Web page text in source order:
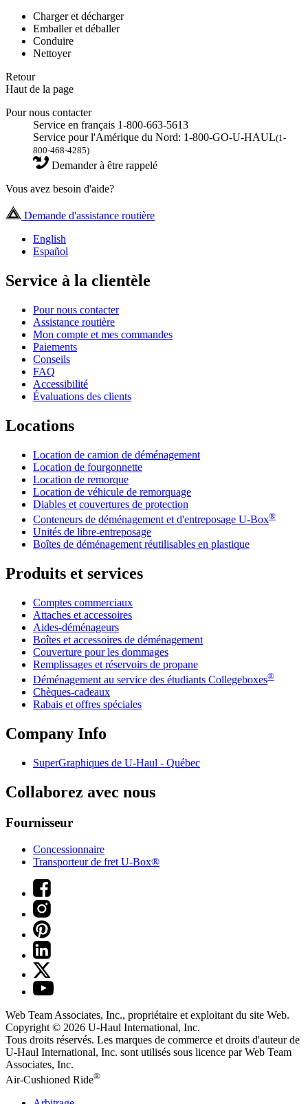
Charger et décharger
Emballer et déballer
Conduire
Nettoyer
Retour
Haut de la page
Pour nous contacter
Service en français 1-800-663-5613
Service pour l'Amérique du Nord: 1-800-GO-U-HAUL(1-
800-468-4285)
Demander à être rappelé
Vous avez besoin d'aide?
Demande d'assistance routière
English
Español
Service à la clientèle
Pour nous contacter
Assistance routière
Mon compte et mes commandes
Paiements
Conseils
FAQ
Accessibilité
Évaluations des clients
Locations
Location de camion de déménagement
Location de fourgonnette
Location de remorque
Location de véhicule de remorquage
Diables et couvertures de protection
Conteneurs de déménagement et d'entreposage U-Box®
Unités de libre-entreposage
Boîtes de déménagement réutilisables en plastique
Produits et services
Comptes commerciaux
Attaches et accessoires
Aides-déménageurs
Boîtes et accessoires de déménagement
Couverture pour les dommages
Remplissages et réservoirs de propane
Déménagement au service des étudiants Collegeboxes®
Chèques-cadeaux
Rabais et offres spéciales
Company Info
SuperGraphiques de U-Haul - Québec
Collaborez avec nous
Fournisseur
Concessionnaire
Transporteur de fret U-Box®
Web Team Associates, Inc., propriétaire et exploitant du site Web.
Copyright © 2026 U-Haul International, Inc.
Tous droits réservés. Les marques de commerce et droits d'auteur de
U-Haul International, Inc. sont utilisés sous licence par Web Team
Associates, Inc.
Air-Cushioned Ride®